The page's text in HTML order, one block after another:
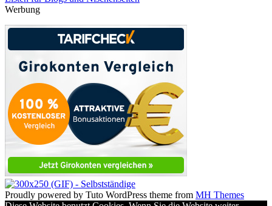
Werbung
Proudly powered by Tuto WordPress theme from MH Themes